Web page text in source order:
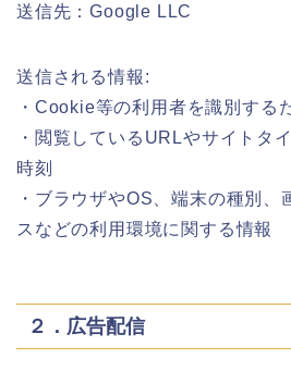
送信先：Google LLC
送信される情報:
・Cookie等の利用者を識別する
・閲覧しているURLやサイトタ
時刻
・ブラウザやOS、端末の種別、
スなどの利用環境に関する情報
２．広告配信